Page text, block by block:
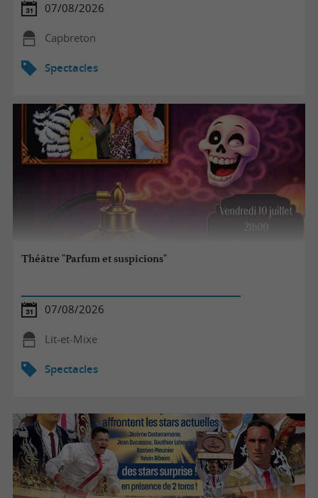
07/08/2026
Capbreton
Spectacles
Théâtre "Parfum et suspicions"
07/08/2026
Lit-et-Mixe
Spectacles